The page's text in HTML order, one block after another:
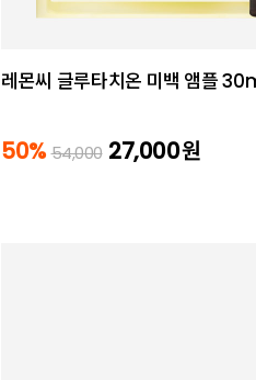
레몬씨 글루타치온 미백 앰플
50% 54,000 27,000원